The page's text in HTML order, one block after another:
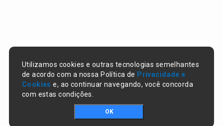
Utilizamos cookies e outras tecnologias semelhantes
de acordo com a nossa Política de Privacidade e
Cookies e, ao continuar navegando, você concorda
com estas condições.
OK